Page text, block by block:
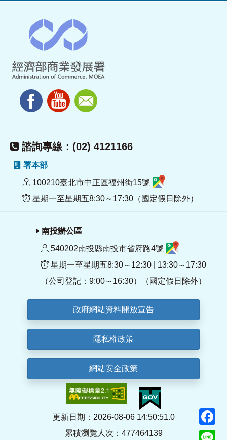
諮詢專線：(02) 4121166
署本部
100210臺北市中正區福州街15號
星期一至星期五8:30～17:30（國定假日除外）
南投辦公區
540202南投縣南投市省府路4號
星期一至星期五8:30～12:30 | 13:30～17:30
（公司登記：9:00～16:30）（國定假日除外）
政府網站資料開放宣告
隱私權政策
網站安全政策
更新日期：2026-08-06 14:50:51.0
累積瀏覽人次：477464139